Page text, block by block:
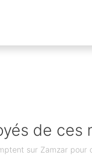
de ces
sur Zamzar